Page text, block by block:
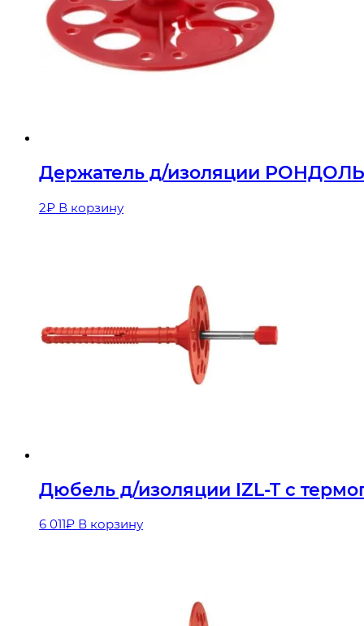
Держатель д/изоляции
2₽ В корзину
Дюбель д/изоляции IZL-T с
6 011₽ В корзину